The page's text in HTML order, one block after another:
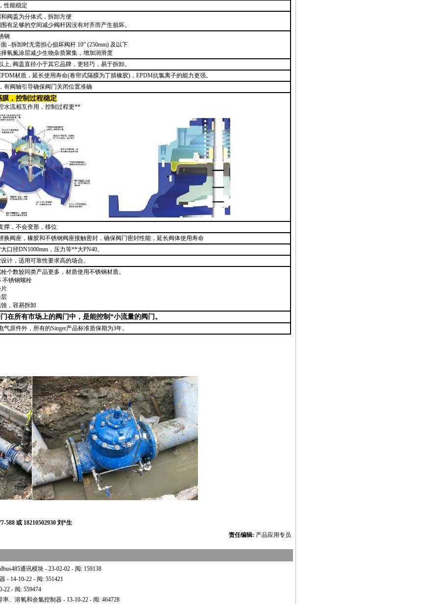
性能稳定
阀盖为分体式，拆卸方便
有足够的空间减少阀杆因没有对齐而产生损坏。
钢
–拆卸时无需担心损坏阀杆 10” (250mm) 及以下
氧氮涂层减少生物杂质聚集，增加润滑度
上, 阀盖直径小于其它品牌，更轻巧，易于拆卸。
材质，延长使用寿命(卷帘式隔膜为丁腈橡胶)，EPDM抗氯离子的能力更强。
有阀轴引导确保阀门关闭位置准确
膜，控制过程稳定
水流相互作用，控制过程更**
撑，不会变形，移位
换阀座，橡胶和不锈钢阀座接触密封，确保阀门密封性能，延长阀体使用寿命
大口径DN1000mm，压力等**大PN40。
计，适用可靠性要求高的场合。
个数较同类产品更多，材质使用不锈钢材质。
不锈钢螺栓
片
层
，容易拆卸
在所有市场上的阀门中，是能控制 *小流量的阀门。
气原件外，所有的Singer产品标准质保期为3年。
588 或 18210502930 刘*生
责任编辑: 产品应用专员
通讯模块 - 23-02-02 - 阅: 159138
- 14-10-22 - 阅: 551421
22 - 阅: 559474
率、溶氧和余氯控制器 - 13-10-22 - 阅: 464728